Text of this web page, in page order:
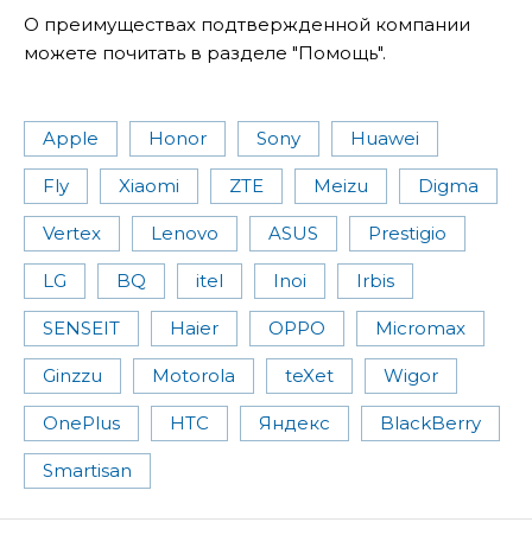
О преимуществах подтвержденной компании
можете почитать в разделе "Помощь".
Apple Honor Sony Huawei
Fly Xiaomi ZTE Meizu Digma
Vertex Lenovo ASUS Prestigio
LG BQ itel Inoi Irbis
SENSEIT Haier OPPO Micromax
Ginzzu Motorola teXet Wigor
OnePlus HTC Яндекс BlackBerry
Smartisan